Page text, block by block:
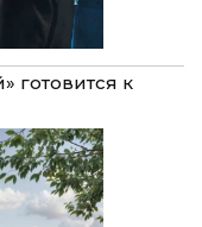
готовится к